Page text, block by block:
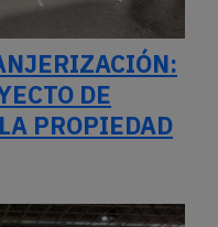
DE
PROPIEDAD